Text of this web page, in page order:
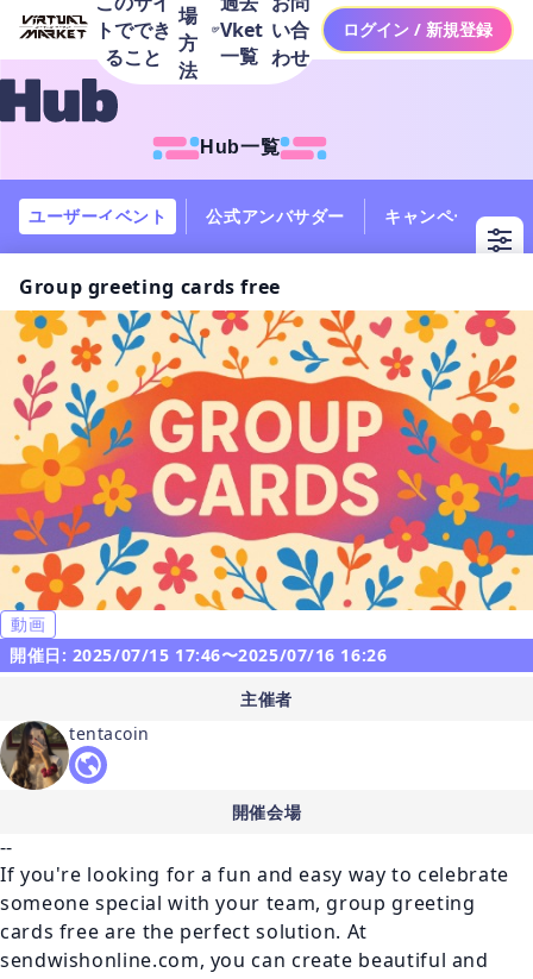
トででき
ること
場
方
法
Vket
一覧
い合
わせ
ログイン / 新規登録
Hub一覧
ユーザーイベント 公式アンバサダー キャンペーン
Group greeting cards free
動画
開催日: 2025/07/15 17:46〜2025/07/16 16:26
主催者
tentacoin
開催会場
--
If you're looking for a fun and easy way to celebrate
someone special with your team, group greeting
cards free are the perfect solution. At
sendwishonline.com, you can create beautiful and